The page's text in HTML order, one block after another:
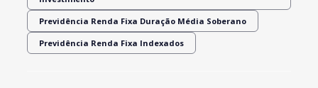
Previdência Renda Fixa Duração Média Soberano
Previdência Renda Fixa Indexados